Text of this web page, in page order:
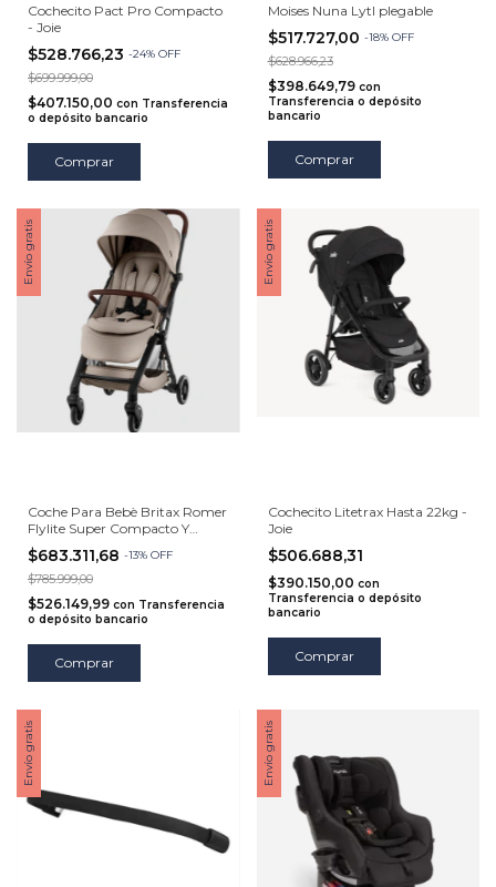
Cochecito Pact Pro Compacto
- Joie
$528.766,23 -24% OFF
$699.999,00
$407.150,00 con Transferencia
o depósito bancario
Comprar
Moises Nuna Lytl plegable
$517.727,00 -18% OFF
$628.966,23
$398.649,79 con
Transferencia o depósito
bancario
Comprar
Envío gratis
Coche Para Bebè Britax Romer
Flylite Super Compacto Y
Liviano Hasta 22 Kg
$683.311,68 -13% OFF
$785.999,00
$526.149,99 con Transferencia
o depósito bancario
Comprar
Envío gratis
Cochecito Litetrax Hasta 22kg -
Joie
$506.688,31
$390.150,00 con
Transferencia o depósito
bancario
Comprar
Envío gratis Envío gratis